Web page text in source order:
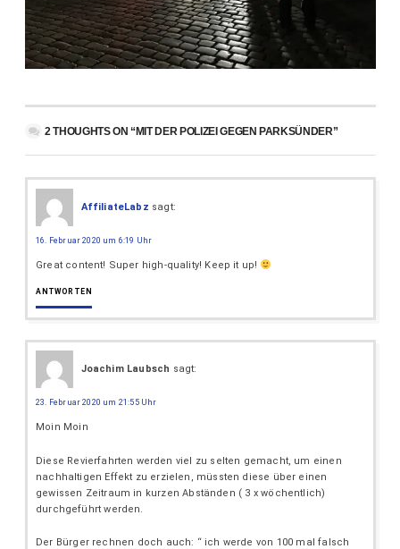
2 THOUGHTS ON “MIT DER POLIZEI GEGEN PARKSÜNDER”
AffiliateLabz sagt:
16. Februar 2020 um 6:19 Uhr
Great content! Super high-quality! Keep it up!
ANTWORTEN
Joachim Laubsch sagt:
23. Februar 2020 um 21:55 Uhr
Moin Moin
Diese Revierfahrten werden viel zu selten gemacht, um einen
nachhaltigen Effekt zu erzielen, müssten diese über einen
gewissen Zeitraum in kurzen Abständen ( 3 x wöchentlich)
durchgeführt werden.
Der Bürger rechnen doch auch: “ ich werde von 100 mal falsch